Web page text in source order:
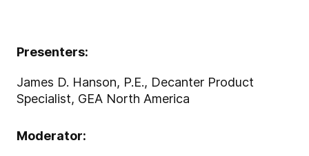
Presenters:
James D. Hanson, P.E., Decanter Product
Specialist, GEA North America
Moderator: